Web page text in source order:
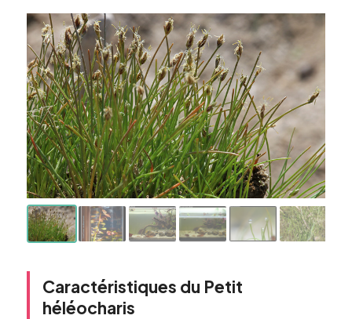
Caractéristiques du Petit
héléocharis